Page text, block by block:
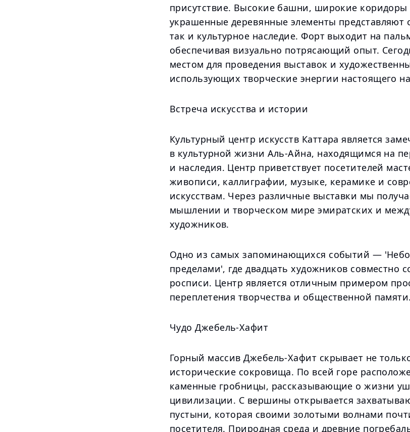
присутствие. Высокие башни, широкие коридоры
украшенные деревянные элементы представляют
так и культурное наследие. Форт выходит на
обеспечивая визуально потрясающий опыт.
местом для проведения выставок и
использующих творческие энергии настоящего
Встреча искусства и истории
Культурный центр искусств Каттара является
в культурной жизни Аль-Айна, находящимся на
и наследия. Центр приветствует посетителей
живописи, каллиграфии, музыке, керамике и
искусствам. Через различные выставки мы
мышлении и творческом мире эмиратских и
художников.
Одно из самых запоминающихся событий — 'Небо
пределами', где двадцать художников совместно
росписи. Центр является отличным примером
переплетения творчества и общественной памяти.
Чудо Джебель-Хафит
Горный массив Джебель-Хафит скрывает не
исторические сокровища. По всей горе
каменные гробницы, рассказывающие о жизни
цивилизации. С вершины открывается
пустыни, которая своими золотыми волнами
посетителя. Природная среда и древние